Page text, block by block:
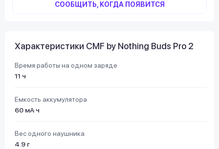
СООБЩИТЬ, КОГДА ПОЯВИТСЯ
Характеристики CMF by Nothing Buds Pro 2
Время работы на одном заряде
11 ч
Емкость аккумулятора
60 мА·ч
Вес одного наушника
4.9 г